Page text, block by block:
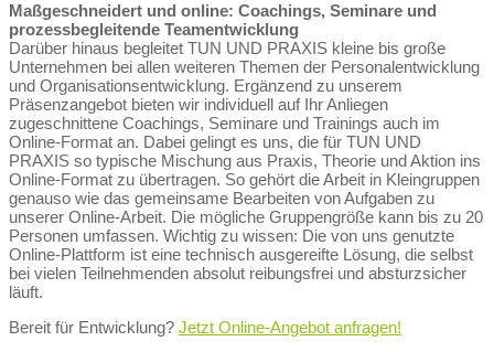
Maßgeschneidert und online: Coachings, Seminare und
prozessbegleitende Teamentwicklung
Darüber hinaus begleitet TUN UND PRAXIS kleine bis große
Unternehmen bei allen weiteren Themen der Personalentwicklung
und Organisationsentwicklung. Ergänzend zu unserem
Präsenzangebot bieten wir individuell auf Ihr Anliegen
zugeschnittene Coachings, Seminare und Trainings auch im
Online-Format an. Dabei gelingt es uns, die für TUN UND
PRAXIS so typische Mischung aus Praxis, Theorie und Aktion ins
Online-Format zu übertragen. So gehört die Arbeit in Kleingruppen
genauso wie das gemeinsame Bearbeiten von Aufgaben zu
unserer Online-Arbeit. Die mögliche Gruppengröße kann bis zu 20
Personen umfassen. Wichtig zu wissen: Die von uns genutzte
Online-Plattform ist eine technisch ausgereifte Lösung, die selbst
bei vielen Teilnehmenden absolut reibungsfrei und absturzsicher
läuft.
Bereit für Entwicklung? Jetzt Online-Angebot anfragen!